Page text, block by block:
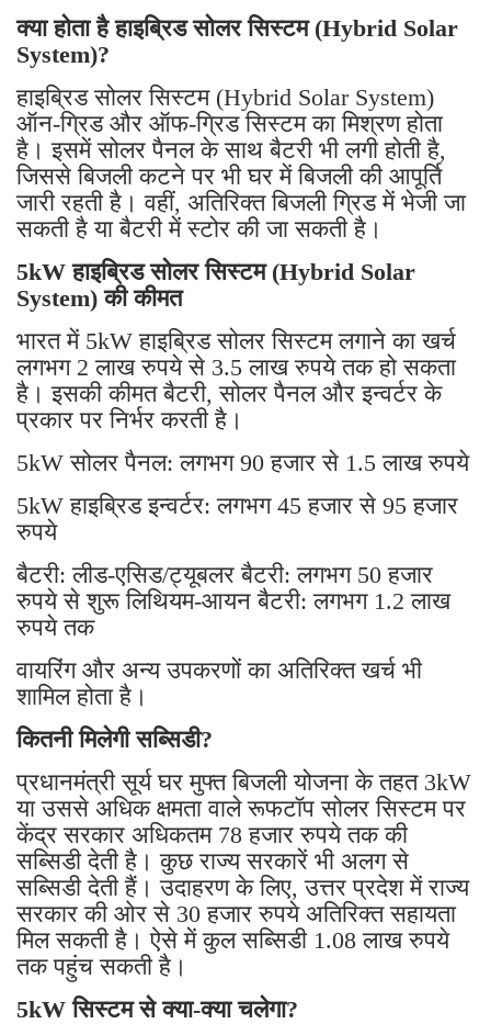
क्या होता है हाइब्रिड सोलर सिस्टम (Hybrid Solar
System)?
हाइब्रिड सोलर सिस्टम (Hybrid Solar System)
ऑन-ग्रिड और ऑफ-ग्रिड सिस्टम का मिश्रण होता
है। इसमें सोलर पैनल के साथ बैटरी भी लगी होती है,
जिससे बिजली कटने पर भी घर में बिजली की आपूर्ति
जारी रहती है। वहीं, अतिरिक्त बिजली ग्रिड में भेजी जा
सकती है या बैटरी में स्टोर की जा सकती है।
5kW हाइब्रिड सोलर सिस्टम (Hybrid Solar
System) की कीमत
भारत में 5kW हाइब्रिड सोलर सिस्टम लगाने का खर्च
लगभग 2 लाख रुपये से 3.5 लाख रुपये तक हो सकता
है। इसकी कीमत बैटरी, सोलर पैनल और इन्वर्टर के
प्रकार पर निर्भर करती है।
5kW सोलर पैनल: लगभग 90 हजार से 1.5 लाख रुपये
5kW हाइब्रिड इन्वर्टर: लगभग 45 हजार से 95 हजार
रुपये
बैटरी: लीड-एसिड/ट्यूबलर बैटरी: लगभग 50 हजार
रुपये से शुरू लिथियम-आयन बैटरी: लगभग 1.2 लाख
रुपये तक
वायरिंग और अन्य उपकरणों का अतिरिक्त खर्च भी
शामिल होता है।
कितनी मिलेगी सब्सिडी?
प्रधानमंत्री सूर्य घर मुफ्त बिजली योजना के तहत 3kW
या उससे अधिक क्षमता वाले रूफटॉप सोलर सिस्टम पर
केंद्र सरकार अधिकतम 78 हजार रुपये तक की
सब्सिडी देती है। कुछ राज्य सरकारें भी अलग से
सब्सिडी देती हैं। उदाहरण के लिए, उत्तर प्रदेश में राज्य
सरकार की ओर से 30 हजार रुपये अतिरिक्त सहायता
मिल सकती है। ऐसे में कुल सब्सिडी 1.08 लाख रुपये
तक पहुंच सकती है।
5kW सिस्टम से क्या-क्या चलेगा?